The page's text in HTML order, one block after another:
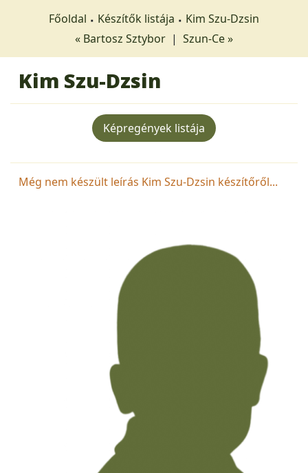
Főoldal Készítők listája
Kim Szu-Dzsin
« Bartosz Sztybor | Szun-Ce »
Kim Szu-Dzsin
Képregények listája
Még nem készült leírás Kim Szu-Dzsin készítőről...